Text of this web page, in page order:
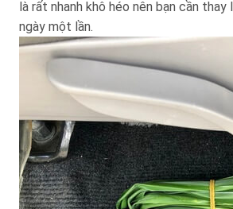
là rất nhanh khô héo nên bạn cần
ngày một lần.